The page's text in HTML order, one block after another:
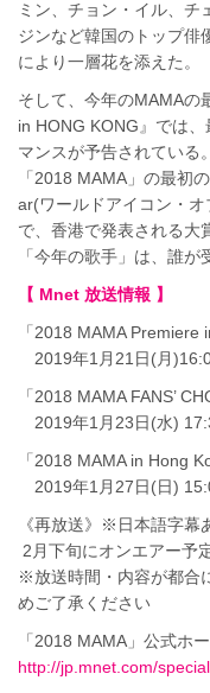
ミン、チョン・イル、チ
ジンなど韓国のトップ俳
により一層花を添えた。
そして、今年のMAMAの
in HONG KONG』では
マンスが予告されている。
「2018 MAMA」の最初
ar(ワールドアイコン・
で、香港で発表される大
「今年の歌手」は、誰が
【 Mnet 放送情報 】
「2018 MAMA Premiere
2019年1月21日(月
「2018 MAMA FANS’
2019年1月23日(水)
「2018 MAMA in Hong
2019年1月27日(日)
《再放送》※日本語字幕
2月下旬にオンエアー予
※放送時間・内容が都合
めご了承ください
「2018 MAMA」公式ホ
http://jp.mnet.com/